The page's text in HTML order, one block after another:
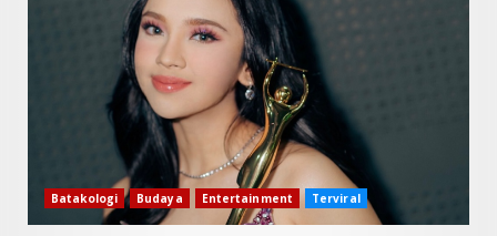
10 Kontroversial Orang Batak
Sering Jadi Perdebatan
Mei 25, 2026
Batakologi Budaya Entertainment Terviral